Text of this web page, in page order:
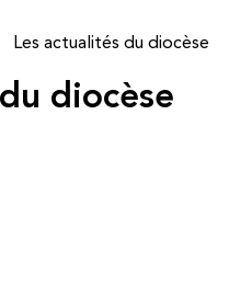
Les actualités du diocèse
diocèse